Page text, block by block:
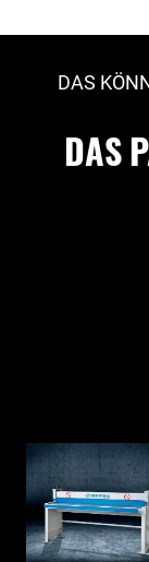
DAS
DAS